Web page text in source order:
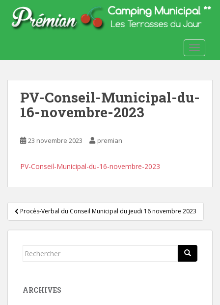
o
PV-Conseil-Municipal-du-
16-novembre-2023
23 novembre 2023 premian
PV-Conseil-Municipal-du-16-novembre-2023
Navigation
de
l’article
Procès-Verbal du Conseil Municipal du jeudi 16 novembre 2023
Rechercher...
ARCHIVES